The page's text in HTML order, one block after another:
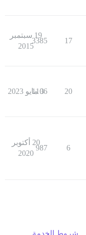
17
3385
19 سبتمبر
2015
20
1106
3 مايو 2023
6
987
20 أكتوبر
2020
شروط الخدمة